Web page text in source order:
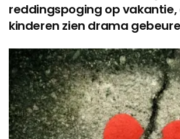
reddingspoging op vakantie,
kinderen zien drama